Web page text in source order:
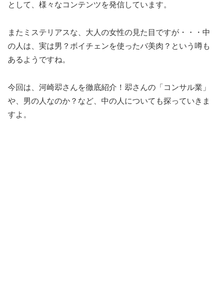
として、様々なコンテンツを発信しています。
またミステリアスな、大人の女性の見た目ですが・・・中
の人は、実は男？ボイチェンを使ったバ美肉？という噂も
あるようですね。
今回は、河崎翆さんを徹底紹介！翆さんの「コンサル業」
や、男の人なのか？など、中の人についても探っていきま
すよ。